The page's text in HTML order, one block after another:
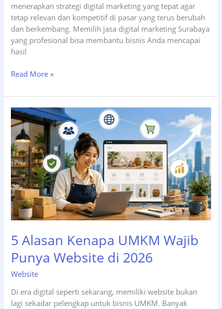
menerapkan strategi digital marketing yang tepat agar
tetap relevan dan kompetitif di pasar yang terus berubah
dan berkembang. Memilih jasa digital marketing Surabaya
yang profesional bisa membantu bisnis Anda mencapai
hasil
7
Digital
Marketing
Terbukti
untuk
Bisnis
di
Surabaya
2026
Read More »
5 Alasan Kenapa UMKM Wajib
Punya Website di 2026
Website
Di era digital seperti sekarang, memiliki website bukan
lagi sekadar pelengkap untuk bisnis UMKM. Banyak